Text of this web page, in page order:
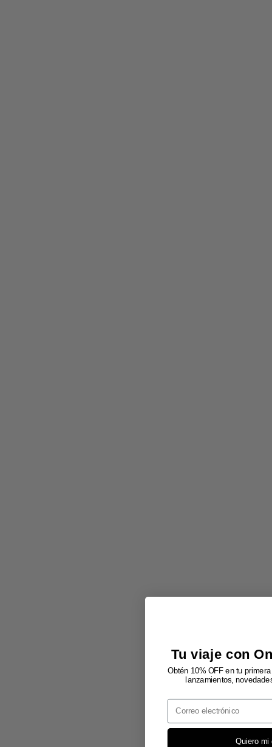
Tu viaje con
Obtén 10% OFF en tu
lanzamientos,
Email
Quiero mi